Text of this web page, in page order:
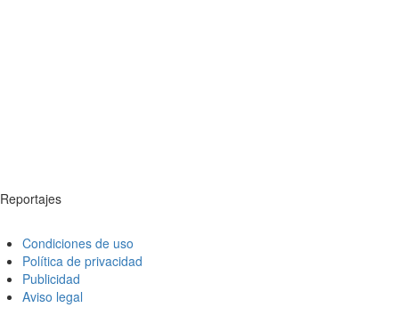
Reportajes
Condiciones de uso
Política de privacidad
Publicidad
Aviso legal